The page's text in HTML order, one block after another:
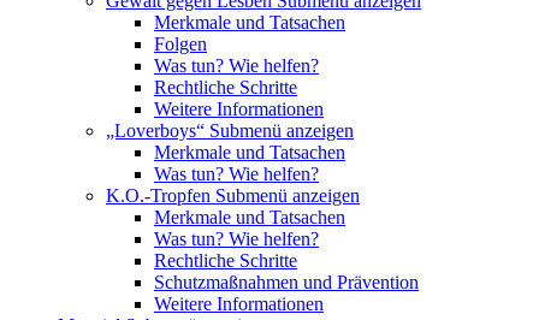
Merkmale und Tatsachen
Folgen
Was tun? Wie helfen?
Rechtliche Schritte
Weitere Informationen
„Loverboys“ Submenü anzeigen
Merkmale und Tatsachen
Was tun? Wie helfen?
K.O.-Tropfen Submenü anzeigen
Merkmale und Tatsachen
Was tun? Wie helfen?
Rechtliche Schritte
Schutzmaßnahmen und Prävention
Weitere Informationen